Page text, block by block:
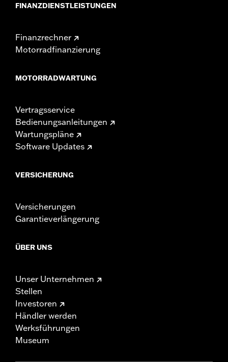
FINANZDIENSTLEISTUNGEN
Finanzrechner
Motorradfinanzierung
MOTORRADWARTUNG
Vertragsservice
Bedienungsanleitungen
Wartungspläne
Software Updates
VERSICHERUNG
Versicherungen
Garantieverlängerung
ÜBER UNS
Unser Unternehmen
Stellen
Investoren
Händler werden
Werksführungen
Museum